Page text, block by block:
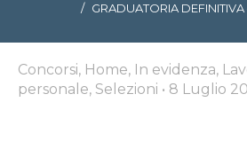
GRADUATORIA DEFINITIVA
Concorsi, Home, In evidenza,
personale, Selezioni • 8 Luglio